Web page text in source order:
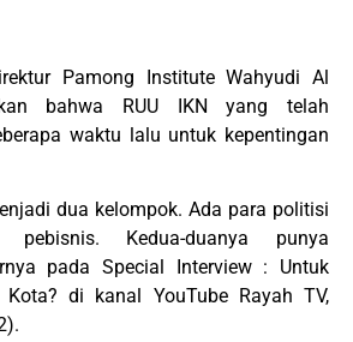
Pamong Institute Wahyudi Al
bahwa RUU IKN yang telah
waktu lalu untuk kepentingan
dua kelompok. Ada para politisi
Kedua-duanya punya
pada Special Interview : Untuk
di kanal YouTube Rayah TV,